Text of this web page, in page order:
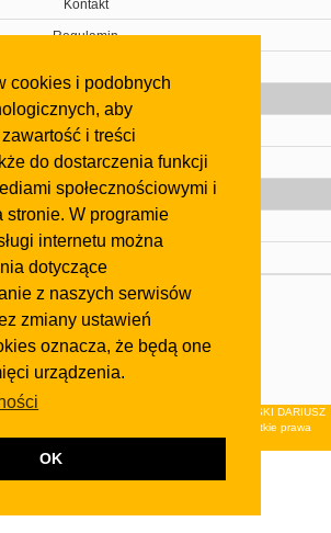
cookies i podobnych
aby
i treści
do dostarczenia funkcji
społecznościowymi i
stronie. W programie
internetu można
dotyczące
z naszych serwisów
zmiany ustawień
oznacza, że będą one
urządzenia.
OK
Kontakt
Regulamin
Gazeta
Olkusz
Kontakt
Strefa dla biznesu
Biura nieruchomości
Dealerzy i autokomisy
Skontaktuj się z nami
regulaminuiPolityki Prywatności.
Klauzula FB
z o.o. (dawniej: FIRMA NEON MAREK KLUCZEWSKI DARIUSZ
w Olkuszu, ul.Żuradzka 15, 32-300 Olkusz . Wszystkie prawa